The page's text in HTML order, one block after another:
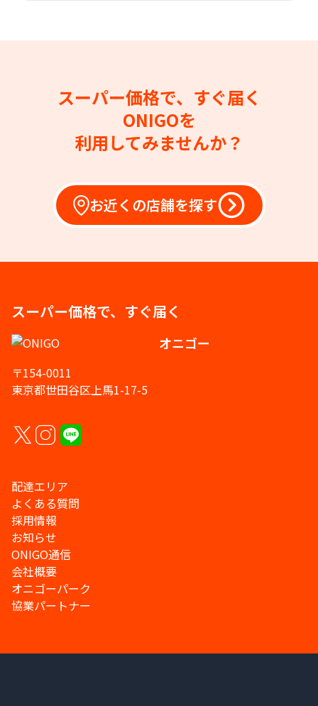
スーパー価格で、すぐ届く
ONIGOを
利用してみませんか？
お近くの店舗を探す
スーパー価格で、すぐ届く
オニゴー
〒154-0011
東京都世田谷区上馬1-17-5
配達エリア
よくある質問
採用情報
お知らせ
ONIGO通信
会社概要
オニゴーパーク
協業パートナー